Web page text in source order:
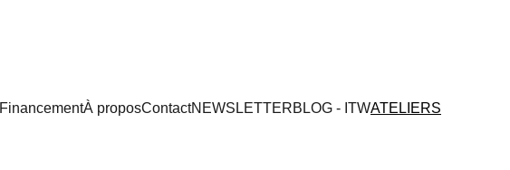
FinancementÀ proposContactNEWSLETTERBLOG - ITWATELIERS